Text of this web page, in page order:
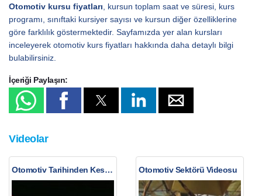
Otomotiv kursu fiyatları , kursun toplam saat ve süresi, kurs
programı, sınıftaki kursiyer sayısı ve kursun diğer özelliklerine
göre farklılık göstermektedir. Sayfamızda yer alan kursları
inceleyerek otomotiv kurs fiyatları hakkında daha detaylı bilgi
bulabilirsiniz.
İçeriği Paylaşın:
Videolar
Otomotiv Tarihinden Kesitler Otomotiv Sektörü Videosu